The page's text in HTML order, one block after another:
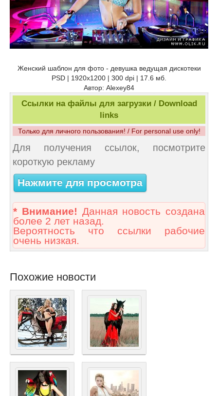
Женский шаблон для фото - девушка ведущая дискотеки
PSD | 1920x1200 | 300 dpi | 17.6 мб.
Автор: Alexey84
Ссылки на файлы для загрузки / Download
links
Только для личного пользования! / For personal use only!
Для получения ссылок, посмотрите
короткую рекламу
Нажмите для просмотра
* Внимание! Данная новость создана
более 2 лет назад.
Вероятность что ссылки рабочие
очень низкая.
Похожие новости